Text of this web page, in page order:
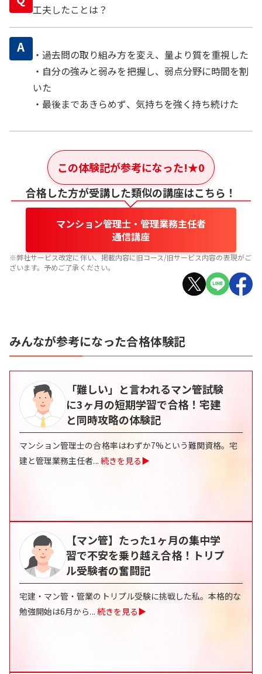
工夫したことは？
A
・過去問の取り組み方を変え、量より質を重視した
・自分の強みと弱みを把握し、弱点分野に時間を割
いた
・最後まであきらめず、気持ちを強く持ち続けた
この体験記が参考になった!★0
合格した方が受講した類似の講座はこちら！
マンション管理士・管理業務主任者
通信講座
※弊社サービス改定に伴い、掲載内容に旧コース/旧サービス内容の表現がご
ざいます。予めご了承ください。
みんなが参考になった合格体験記
「難しい」と言われるマン管試験
に3ヶ月の短期学習で合格！宅建
と同時攻略の体験記
マンション管理士の合格率はわずか7%という難関資格。宅
建と管理業務主任者... 続きを見る▶
【マン管】たった1ヶ月の集中学
習で不安を乗り越え合格！トリプ
ル受験者の奮闘記
宅建・マン管・管業のトリプル受験に挑戦した私。本格的な
勉強開始は6月から... 続きを見る▶